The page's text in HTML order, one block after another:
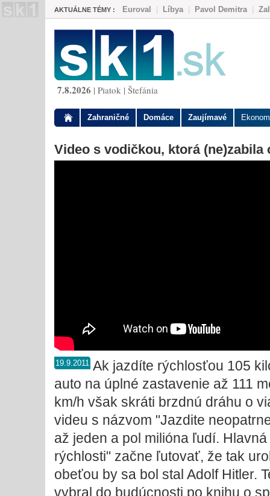
AKTUÁLNE TÉMY : Euroval Líbya| Pavol Demitra|
7.8.2026 | Piatok | Štefánia
Zahraničné Domáce Zaujímavé
Video s vodičkou, ktorá
19.9.2011 Ak jazdíte rýchlosťou 105
auto na úplné zastavenie až 111
km/h však skráti brzdnú dráhu o
videu s názvom "Jazdite
až jeden a pol milióna ľudí.
rýchlosti" začne ľutovať, že tak
obeťou by sa bol stal Adolf Hitler.
vybral do budúcnosti po knihu o